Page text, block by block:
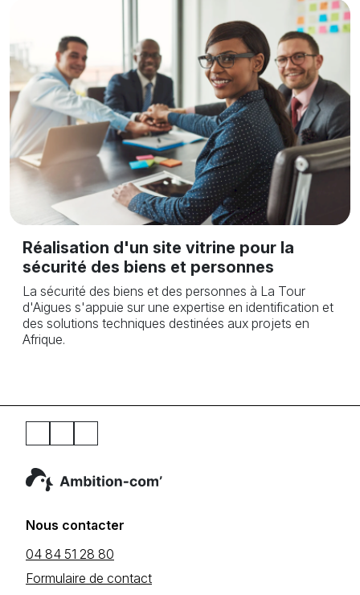
Réalisation d'un site vitrine pour la
sécurité des biens et personnes
La sécurité des biens et des personnes à La Tour
d'Aigues s'appuie sur une expertise en identification et
des solutions techniques destinées aux projets en
Afrique.
Nous contacter
04 84 51 28 80
Formulaire de contact